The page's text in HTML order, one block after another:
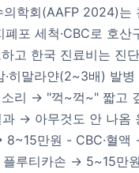
학회(AAFP 2024)는
포 세척·CBC로 호
고 한국 진료비는
말라얀(2~3배) 발
리 → "꺽~꺽~" 짧고
아무것도 안 나옴
8~15만원 - CBC·혈
루티카손 → 5~15만